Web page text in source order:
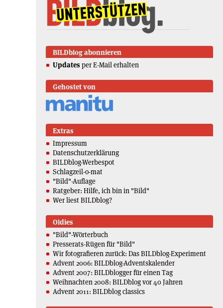
BILDblog abonnieren
Updates per E-Mail erhalten
Gehostet von
Extras
Impressum
Datenschutzerklärung
BILDblog-Werbespot
Schlagzeil-o-mat
"Bild"-Auflage
Ratgeber: Hilfe, ich bin in "Bild"
Wer liest BILDblog?
Oldies
"Bild"-Wörterbuch
Presserats-Rügen für "Bild"
Wir fotografieren zurück: Das BILDblog-Experiment
Advent 2006: BILDblog-Adventskalender
Advent 2007: BILDblogger für einen Tag
Weihnachten 2008: BILDblog vor 40 Jahren
Advent 2011: BILDblog classics